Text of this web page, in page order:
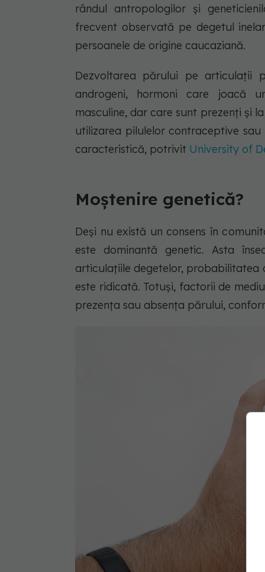
rândul antropologilor și
frecvent observată pe degetul
persoanele de origine caucaziană.
Dezvoltarea părului pe articulații
androgeni, hormoni care joacă
masculine, dar care sunt prezenți și
utilizarea pilulelor contraceptive
caracteristică, potrivit University of
Moștenire genetică?
Deși nu există un consens în
este dominantă genetic. Asta
articulațiile degetelor, probabilitatea
este ridicată. Totuși, factorii de
prezența sau absența părului,